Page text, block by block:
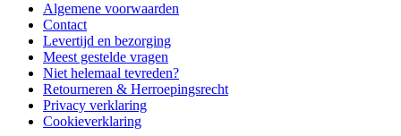
Algemene voorwaarden
Contact
Levertijd en bezorging
Meest gestelde vragen
Niet helemaal tevreden?
Retourneren & Herroepingsrecht
Privacy verklaring
Cookieverklaring